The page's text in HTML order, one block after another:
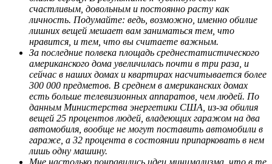
счастливым, довольным и постоянно расту как
личность. Подумайте: ведь, возможно, именно обилие
лишних вещей мешает вам заниматься тем, что
нравится, и тем, что вы считаете важным.
За последние полвека площадь среднестатистического
американского дома увеличилась почти в три раза, и
сейчас в наших домах и квартирах насчитывается более
300 000 предметов. В среднем в американских домах
есть больше телевизионных аппаратов, чем людей. По
данным Министерства энергетики США, из-за обилия
вещей 25 процентов людей, владеющих гаражом на два
автомобиля, вообще не могут поставить автомобили в
гараже, а 32 процента в состоянии припарковать в нем
лишь одну машину.
Мне настолько понравились идеи минимализма, что в те